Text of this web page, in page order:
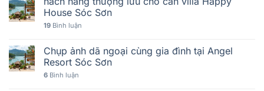
House Sóc Sơn
19 Bình luận
Chụp ảnh dã ngoại cùng gia đình tại Angel
Resort Sóc Sơn
6 Bình luận